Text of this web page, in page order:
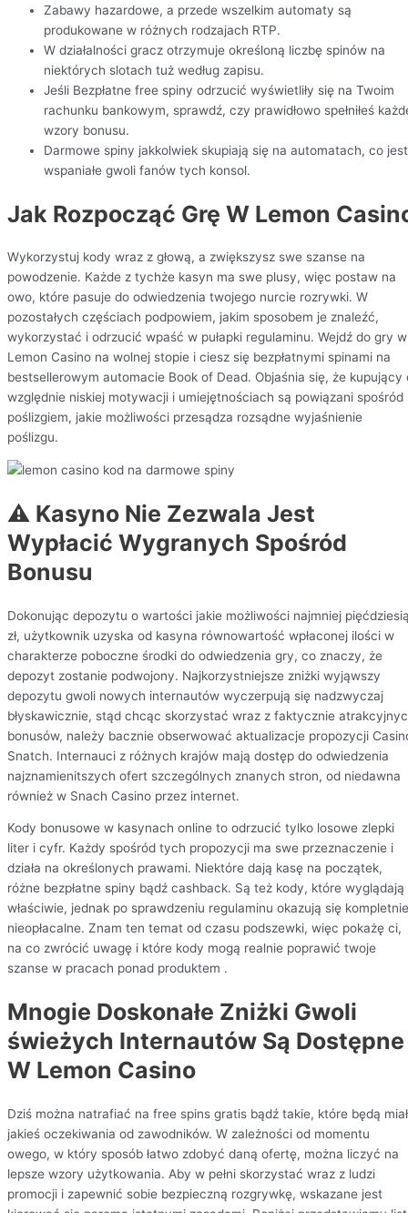
Zabawy hazardowe, a przede wszelkim automaty są
produkowane w różnych rodzajach RTP.
W działalności gracz otrzymuje określoną liczbę spinów na
niektórych slotach tuż według zapisu.
Jeśli Bezpłatne free spiny odrzucić wyświetliły się na Twoim
rachunku bankowym, sprawdź, czy prawidłowo spełniłeś
wzory bonusu.
Darmowe spiny jakkolwiek skupiają się na automatach, co jest
wspaniałe gwoli fanów tych konsol.
Jak Rozpocząć Grę W Lemon
Wykorzystuj kody wraz z głową, a zwiększysz swe szanse na
powodzenie. Każde z tychże kasyn ma swe plusy, więc postaw na
owo, które pasuje do odwiedzenia twojego nurcie rozrywki. W
pozostałych częściach podpowiem, jakim sposobem je znaleźć,
wykorzystać i odrzucić wpaść w pułapki regulaminu. Wejdź do gry w
Lemon Casino na wolnej stopie i ciesz się bezpłatnymi spinami na
bestsellerowym automacie Book of Dead. Objaśnia się, że kupujący
względnie niskiej motywacji i umiejętnościach są powiązani spośród
poślizgiem, jakie możliwości przesądza rozsądne wyjaśnienie
poślizgu.
⚠️ Kasyno Nie Zezwala Jest
Wypłacić Wygranych Spośród
Bonusu
Dokonując depozytu o wartości jakie możliwości najmniej
zł, użytkownik uzyska od kasyna równowartość wpłaconej ilości w
charakterze poboczne środki do odwiedzenia gry, co znaczy, że
depozyt zostanie podwojony. Najkorzystniejsze zniżki wyjąwszy
depozytu gwoli nowych internautów wyczerpują się nadzwyczaj
błyskawicznie, stąd chcąc skorzystać wraz z faktycznie
bonusów, należy bacznie obserwować aktualizacje propozycji
Snatch. Internauci z różnych krajów mają dostęp do odwiedzenia
najznamienitszych ofert szczególnych znanych stron, od niedawna
również w Snach Casino przez internet.
Kody bonusowe w kasynach online to odrzucić tylko losowe zlepki
liter i cyfr. Każdy spośród tych propozycji ma swe przeznaczenie i
działa na określonych prawami. Niektóre dają kasę na początek,
różne bezpłatne spiny bądź cashback. Są też kody, które wyglądają
właściwie, jednak po sprawdzeniu regulaminu okazują się kompletnie
nieopłacalne. Znam ten temat od czasu podszewki, więc pokażę ci,
na co zwrócić uwagę i które kody mogą realnie poprawić twoje
szanse w pracach ponad produktem .
Mnogie Doskonałe Zniżki Gwoli
świeżych Internautów Są Dostępne
W Lemon Casino
Dziś można natrafiać na free spins gratis bądź takie, które będą
jakieś oczekiwania od zawodników. W zależności od momentu
owego, w który sposób łatwo zdobyć daną ofertę, można liczyć na
lepsze wzory użytkowania. Aby w pełni skorzystać wraz z ludzi
promocji i zapewnić sobie bezpieczną rozgrywkę, wskazane jest